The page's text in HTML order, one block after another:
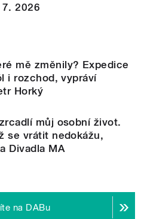
2026
mě změnily? Expedice
i rozchod, vypráví
Horký
můj osobní život.
se vrátit nedokážu,
Divadla MA
na DABu